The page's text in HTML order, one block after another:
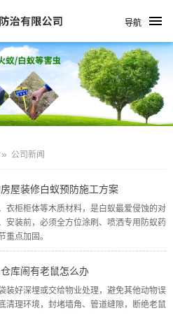
导航
» 公司新闻
屋装修白蚁预防施工方案
衣柜柜体等木质材料，是白蚁最爱侵蚀的对
安装前，必须全方位涂刷、喷洒专用防蚁药
重点加固。
库闹有老鼠怎么办
装好深埋或交给物业处理，避免其他动物误
清理环境，封堵墙角、管道缝隙，断绝老鼠